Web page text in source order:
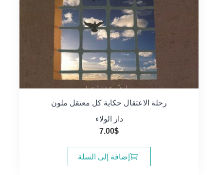
رحلة الاعتقال حكاية كل معتقل ملون
دار الولاء
7.00$
إضافة إلى السلة